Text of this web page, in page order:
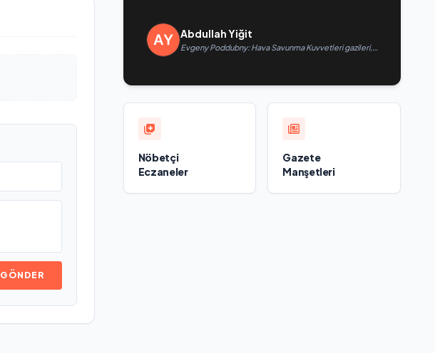
GÖNDER
Abdullah Yiğit
Evgeny Poddubny: Hava Savunma Kuvvetleri gazileri,
Nöbetçi
Eczaneler
Gazete
Manşetleri